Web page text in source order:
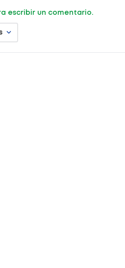
escribir un comentario.